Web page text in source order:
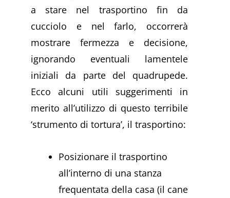
a stare nel trasportino fin da
cucciolo e nel farlo, occorrerà
mostrare fermezza e decisione,
ignorando eventuali lamentele
iniziali da parte del quadrupede.
Ecco alcuni utili suggerimenti in
merito all’utilizzo di questo terribile
‘strumento di tortura’, il trasportino:
Posizionare il trasportino
all’interno di una stanza
frequentata della casa (il cane